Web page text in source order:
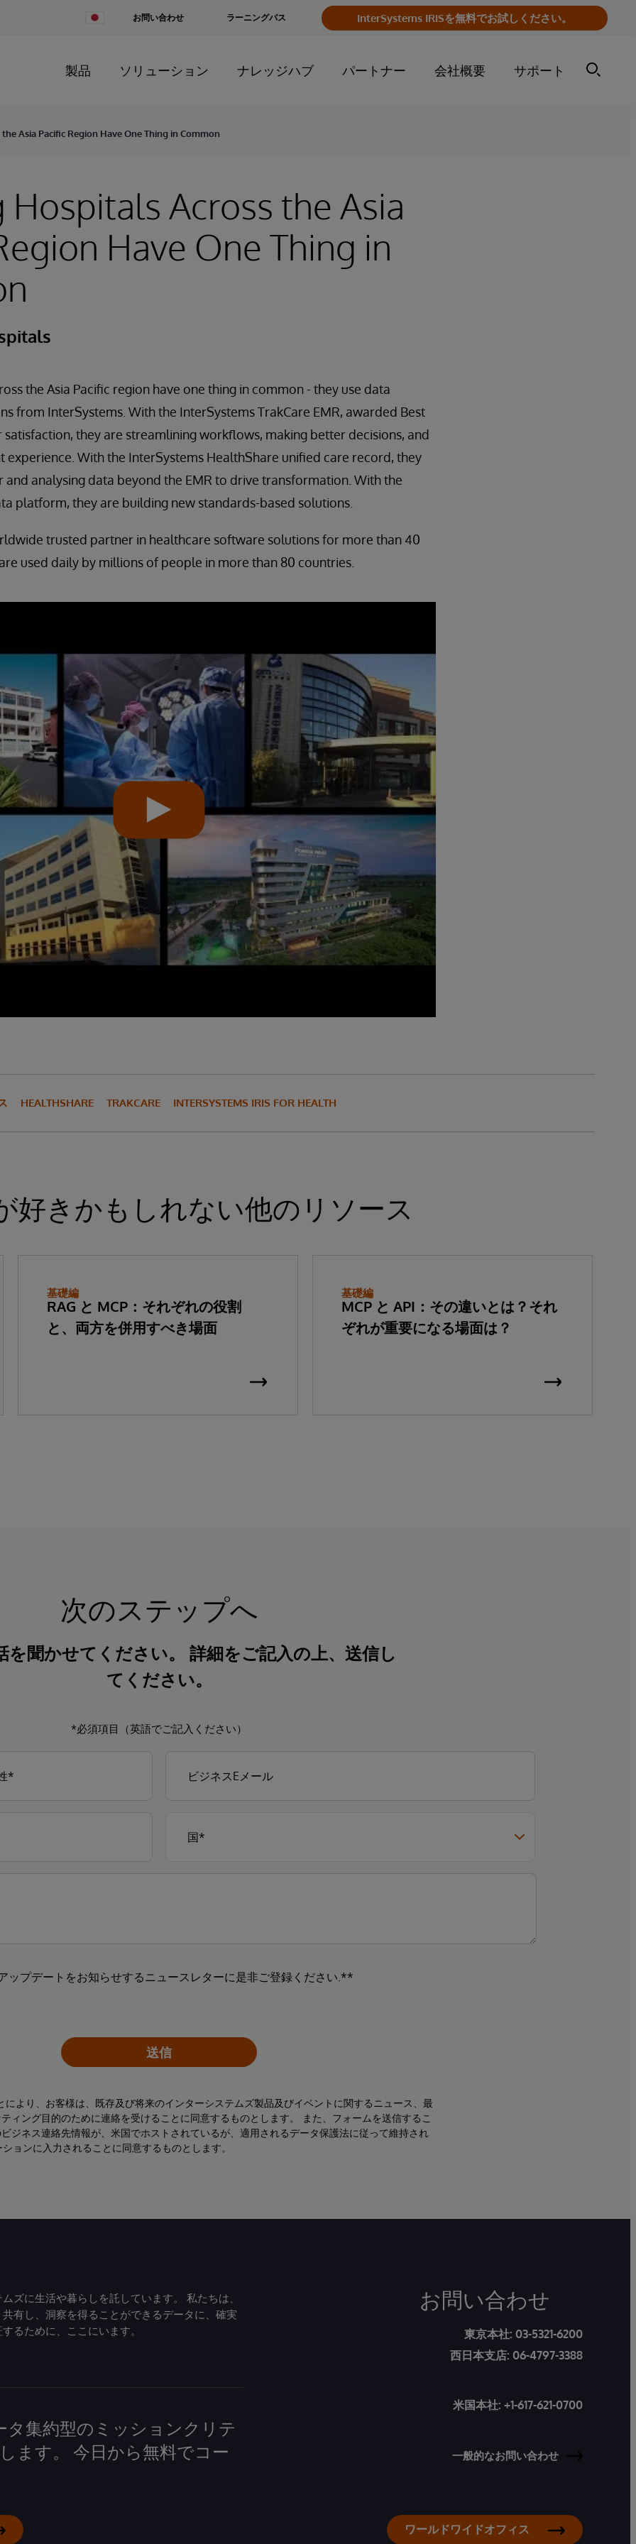
Change
お問い合わせ InterSystems IRISを無料でお試しください。
ラーニングパス
製品 ソリューション ナレッジハブ パートナー 会社概要 サポート
Asia Pacific Region Have One Thing in Common
Hospitals Across the Asia
Have One Thing in
the Asia Pacific region have one thing in common - they use data
from InterSystems. With the InterSystems TrakCare EMR, awarded Best
satisfaction, they are streamlining workflows, making better decisions, and
experience. With the InterSystems HealthShare unified care record, they
analysing data beyond the EMR to drive transformation. With the
platform, they are building new standards-based solutions.
trusted partner in healthcare software solutions for more than 40
used daily by millions of people in more than 80 countries.
HEALTHSHARE TRAKCARE INTERSYSTEMS IRIS FOR HEALTH
好きかもしれない他のリソース
基礎編
RAG と MCP：それぞれの役割
と、両方を併用すべき場面
基礎編
MCP と API：その違いとは？それ
ぞれが重要になる場面は？
次のステップへ
を聞かせてください。 詳細をご記入の上、送信し
てください。
*必須項目（英語でご記入ください）
ップデートをお知らせするニュースレターに是非ご登録ください.**
送信
より、お客様は、既存及び将来のインターシステムズ製品及びイベントに関するニュース、最
ィング目的のために連絡を受けることに同意するものとします。 また、フォームを送信するこ
ジネス連絡先情報が、米国でホストされているが、適用されるデータ保護法に従って維持され
ョンに入力されることに同意するものとします。
ズに生活や暮らしを託しています。 私たちは、
有し、洞察を得ることができるデータに、確実
るために、ここにいます。
タ集約型のミッションクリテ
ます。 今日から無料でコー
お問い合わせ
東京本社: 03-5321-6200
西日本支店: 06-4797-3388
米国本社: +1-617-621-0700
一般的なお問い合わせ
ワールドワイドオフィス